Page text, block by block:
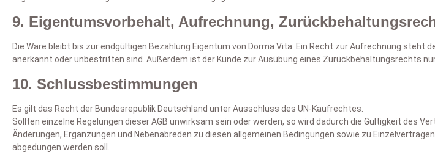
9. Eigentumsvorbehalt, Aufrechnung,
Die Ware bleibt bis zur endgültigen Bezahlung Eigentum von Dorma Vita. Ein Recht zur Aufrechnung
anerkannt oder unbestritten sind. Außerdem ist der Kunde zur Ausübung eines Zurückbehaltungsrechts
10. Schlussbestimmungen
Es gilt das Recht der Bundesrepublik Deutschland unter Ausschluss des UN-Kaufrechtes.
Sollten einzelne Regelungen dieser AGB unwirksam sein oder werden, so wird dadurch die Gültigkeit des
Änderungen, Ergänzungen und Nebenabreden zu diesen allgemeinen Bedingungen sowie zu
abgedungen werden soll.